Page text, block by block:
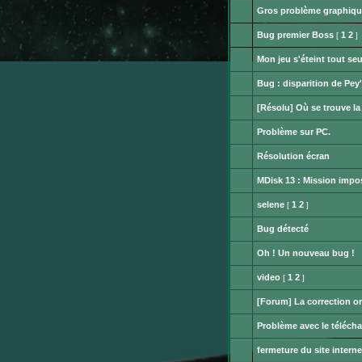
messages.
message
non
lu
Aucun
message
non
lu
Gros problème
Aucun
message
non
lu
Bug premier Boss[ 1 2]
Aucun
message
non
lu
Mon jeu s'éteint tout
Aucun
message
non
lu
Bug : disparition de
Aucun
message
non
lu
[Résolu] Où se trouve la
Aucun
message
non
lu
Problème sur PC.
Aucun
message
non
lu
Résolution écran
Aucun
message
non
lu
MDisk 13 : Mission
Aucun
message
non
lu
selene[ 1 2]
Aucun
message
non
lu
Bug détecté
Aucun
message
non
lu
Oh ! Un nouveau bug !
Aucun
message
non
lu
video[ 1 2]
Aucun
message
non
lu
[Forum] La correction
Aucun
message
non
Problème avec le
fermeture du site